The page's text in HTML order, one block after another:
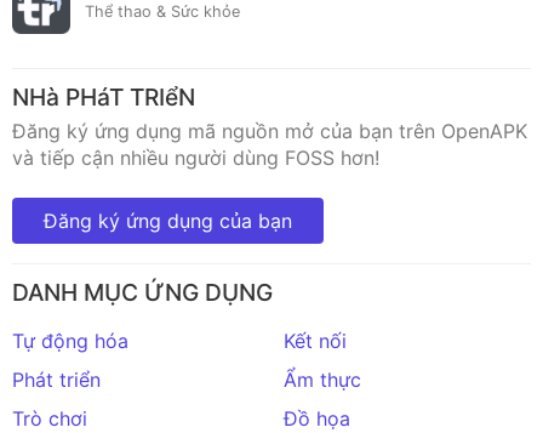
Thể thao & Sức khỏe
NHà PHáT TRIểN
Đăng ký ứng dụng mã nguồn mở của bạn trên OpenAPK
và tiếp cận nhiều người dùng FOSS hơn!
Đăng ký ứng dụng của bạn
DANH MỤC ỨNG DỤNG
Tự động hóa
Kết nối
Phát triển
Ẩm thực
Trò chơi
Đồ họa